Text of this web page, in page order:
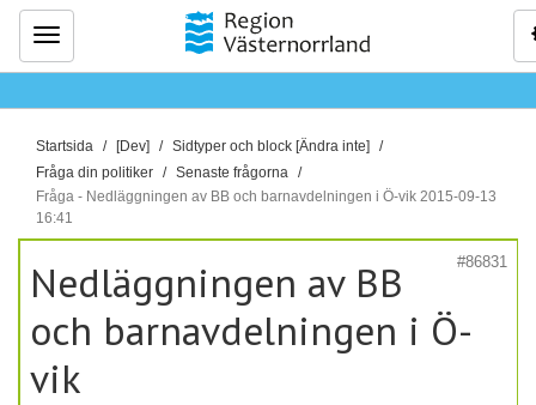
Meny
D
u
ä
r
h
ä
r
:
Startsida [Dev]
Sidtyper och block [Ändra inte]
Fråga din politiker
Senaste frågorna
Fråga - Nedläggningen av BB och barnavdelningen i Ö-vik 2015-09-13
16:41
#86831
Nedläggningen av BB
och barnavdelningen i Ö-
vik